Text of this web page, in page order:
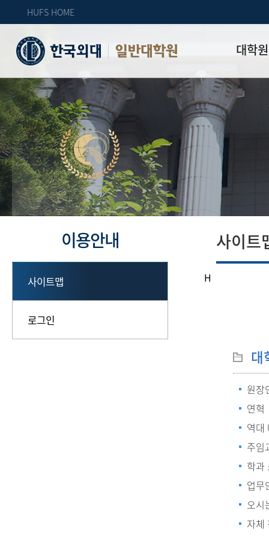
HUFS HOME
일반대학원 대학
원장인사
연혁
주임교수 연락
자체 평가
이용안내
사이트맵
로그인
H
사이트
대
원장
연혁
역대
주임
학과
업무
오시
자체